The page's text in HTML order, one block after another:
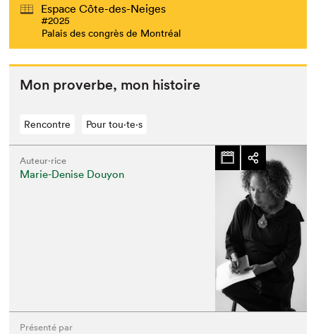
Espace Côte-des-Neiges
#2025
Palais des congrès de Montréal
Mon proverbe, mon histoire
Rencontre Pour tou⋅te⋅s
Auteur·rice
Marie-Denise Douyon
Présenté par